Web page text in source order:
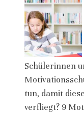
Schülerinnen
tun, damit
verfliegt? 9